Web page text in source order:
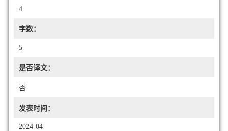
4
字数：
5
是否译文：
否
发表时间：
2024-04